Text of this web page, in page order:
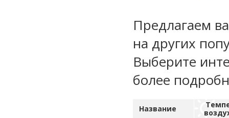
Предлагаем
на других
Выберите
более
Название